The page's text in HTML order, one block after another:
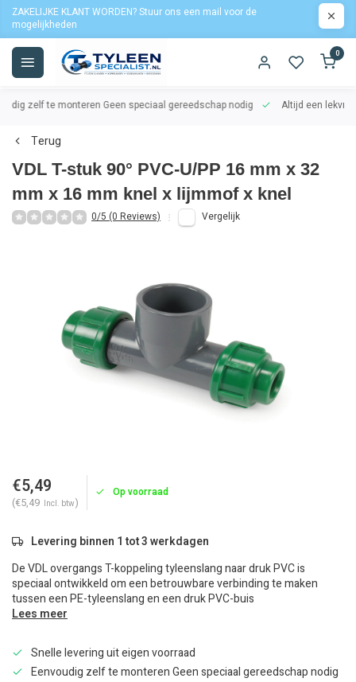
ZAKELIJKE KLANT WORDEN? Stuur ons een mail voor de
mogelijkheden
0
zelf te monteren Geen speciaal gereedschap nodig Altijd een
Terug
VDL T-stuk 90° PVC-U/PP 16 mm x 32
mm x 16 mm knel x lijmmof x knel
0/5 (0 Reviews) Vergelijk
€5,49
(€5,49 Incl. btw)
Op voorraad
Levering binnen 1 tot 3 werkdagen
De VDL overgangs T-koppeling tyleenslang naar druk PVC is
speciaal ontwikkeld om een betrouwbare verbinding te maken
tussen een PE-tyleenslang en een druk PVC-buis
Lees meer
Snelle levering uit eigen voorraad
Eenvoudig zelf te monteren Geen speciaal gereedschap nodig